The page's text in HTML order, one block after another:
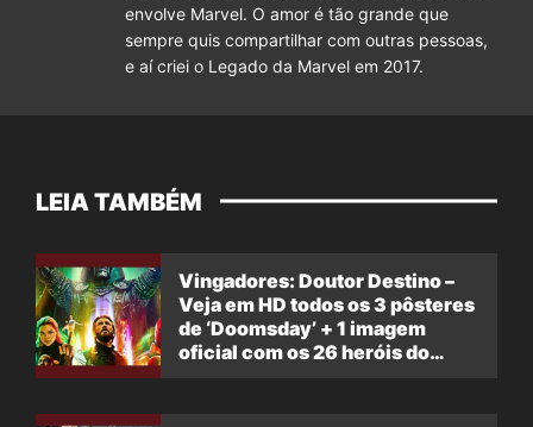
envolve Marvel. O amor é tão grande que
sempre quis compartilhar com outras pessoas,
e aí criei o Legado da Marvel em 2017.
LEIA TAMBÉM
Vingadores: Doutor Destino –
Veja em HD todos os 3 pôsteres
de ‘Doomsday’ + 1 imagem
oficial com os 26 heróis do